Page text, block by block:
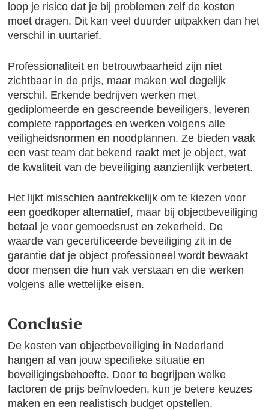
loop je risico dat je bij problemen zelf de kosten
moet dragen. Dit kan veel duurder uitpakken dan het
verschil in uurtarief.
Professionaliteit en betrouwbaarheid zijn niet
zichtbaar in de prijs, maar maken wel degelijk
verschil. Erkende bedrijven werken met
gediplomeerde en gescreende beveiligers, leveren
complete rapportages en werken volgens alle
veiligheidsnormen en noodplannen. Ze bieden vaak
een vast team dat bekend raakt met je object, wat
de kwaliteit van de beveiliging aanzienlijk verbetert.
Het lijkt misschien aantrekkelijk om te kiezen voor
een goedkoper alternatief, maar bij objectbeveiliging
betaal je voor gemoedsrust en zekerheid. De
waarde van gecertificeerde beveiliging zit in de
garantie dat je object professioneel wordt bewaakt
door mensen die hun vak verstaan en die werken
volgens alle wettelijke eisen.
Conclusie
De kosten van objectbeveiliging in Nederland
hangen af van jouw specifieke situatie en
beveiligingsbehoefte. Door te begrijpen welke
factoren de prijs beïnvloeden, kun je betere keuzes
maken en een realistisch budget opstellen.